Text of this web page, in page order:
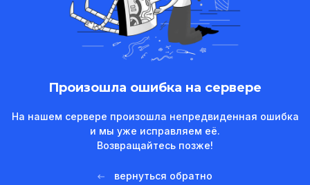
Произошла ошибка на сервере
На нашем сервере произошла непредвиденная ошибка
и мы уже исправляем её.
Возвращайтесь позже!
вернуться обратно